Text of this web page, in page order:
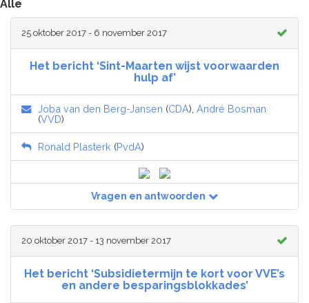
Alle
25 oktober 2017 - 6 november 2017
Het bericht ‘Sint-Maarten wijst voorwaarden
hulp af’
Joba van den Berg-Jansen (CDA), André Bosman
(VVD)
Ronald Plasterk (PvdA)
Vragen en antwoorden
20 oktober 2017 - 13 november 2017
Het bericht ‘Subsidietermijn te kort voor VVE’s
en andere besparingsblokkades’